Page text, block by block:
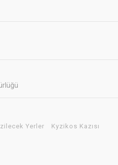
Yerler
Kyzikos Kazısı